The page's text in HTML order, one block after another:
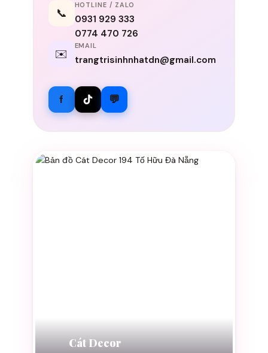
📞
HOTLINE / ZALO
0931 929 333
0774 470 726
✉️
EMAIL
trangtrisinhnhatdn@gmail.com
f 💬
Cát Decor